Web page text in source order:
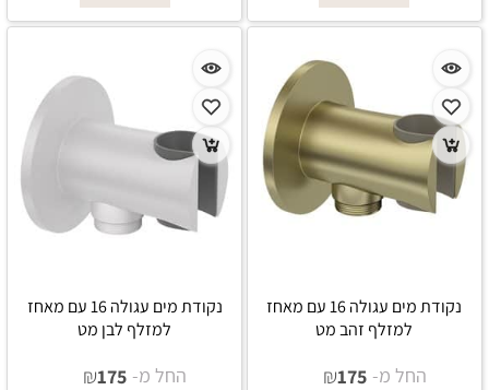
נקודת מים עגולה 16 עם מאחז
למזלף זהב מט
החל מ- ₪175
נקודת מים עגולה 16 עם מאחז
למזלף לבן מט
החל מ- ₪175